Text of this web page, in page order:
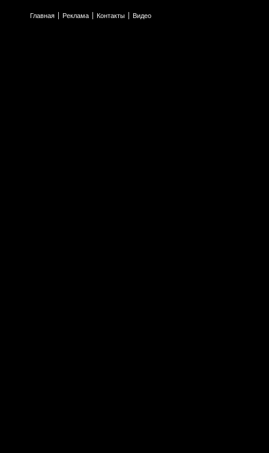
Главная Реклама Контакты Видео